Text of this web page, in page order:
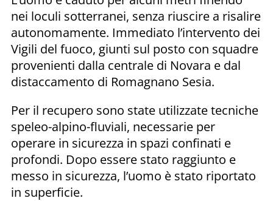
nei loculi sotterranei, senza riuscire a risalire
autonomamente. Immediato l’intervento dei
Vigili del fuoco, giunti sul posto con squadre
provenienti dalla centrale di Novara e dal
distaccamento di Romagnano Sesia.
Per il recupero sono state utilizzate tecniche
speleo-alpino-fluviali, necessarie per
operare in sicurezza in spazi confinati e
profondi. Dopo essere stato raggiunto e
messo in sicurezza, l’uomo è stato riportato
in superficie.